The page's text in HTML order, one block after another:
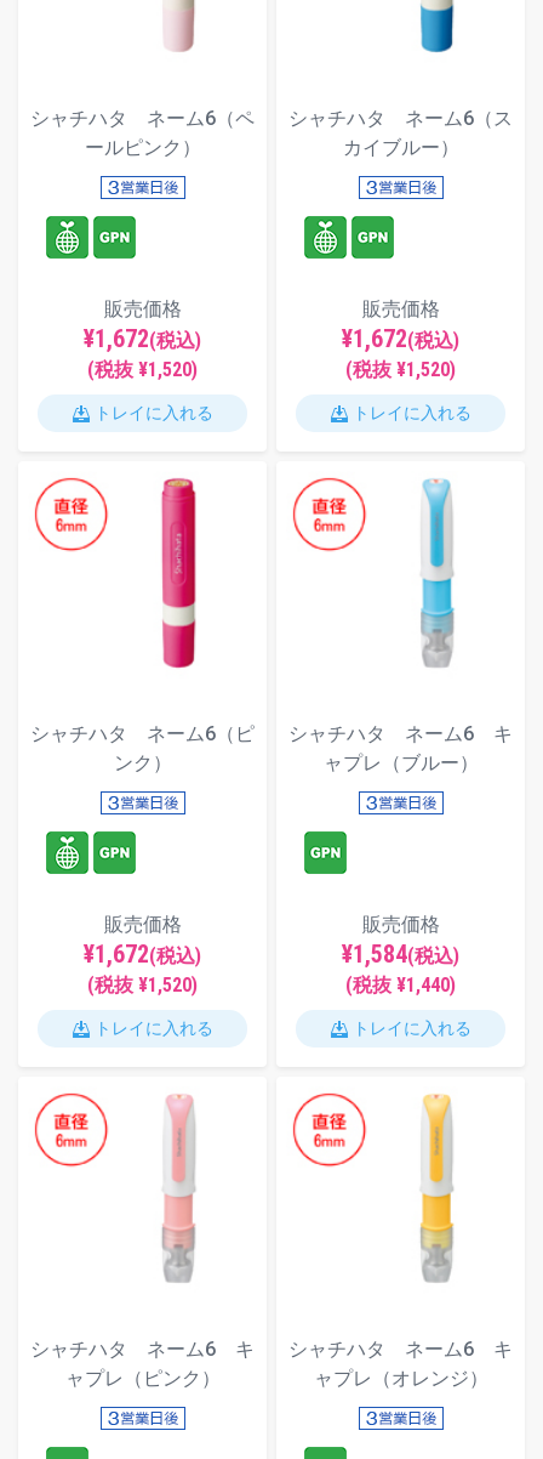
シャチハタ ネーム6（ペ
ールピンク）
販売価格
¥1,672(税込)
(税抜 ¥1,520)
トレイに入れる
シャチハタ ネーム6（ス
カイブルー）
販売価格
¥1,672(税込)
(税抜 ¥1,520)
トレイに入れる
シャチハタ ネーム6（ピ
ンク）
販売価格
¥1,672(税込)
(税抜 ¥1,520)
トレイに入れる
シャチハタ ネーム6 キ
ャプレ（ブルー）
販売価格
¥1,584(税込)
(税抜 ¥1,440)
トレイに入れる
シャチハタ ネーム6 キ
ャプレ（ピンク）
シャチハタ ネーム6 キ
ャプレ（オレンジ）